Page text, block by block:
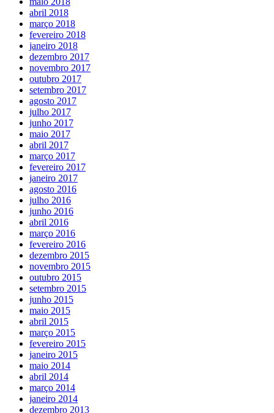
abril 2018
março 2018
fevereiro 2018
janeiro 2018
dezembro 2017
novembro 2017
outubro 2017
setembro 2017
agosto 2017
julho 2017
junho 2017
maio 2017
abril 2017
março 2017
fevereiro 2017
janeiro 2017
agosto 2016
julho 2016
junho 2016
abril 2016
março 2016
fevereiro 2016
dezembro 2015
novembro 2015
outubro 2015
setembro 2015
junho 2015
maio 2015
abril 2015
março 2015
fevereiro 2015
janeiro 2015
maio 2014
abril 2014
março 2014
janeiro 2014
dezembro 2013